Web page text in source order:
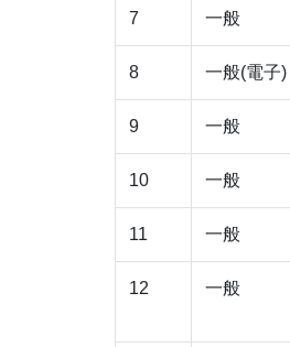
7 一般
8 一般(電子)
9 一般
10 一般
11 一般
12 一般